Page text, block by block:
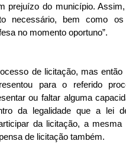
prejuízo do município.
necessário, bem como os
no momento oportuno”.
para o referido
ou faltar alguma
da legalidade que a lei
da licitação, a mesma
de licitação também.